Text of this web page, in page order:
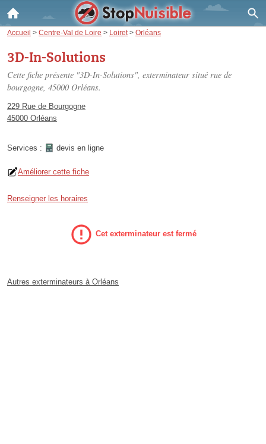
Accueil > Centre-Val de Loire > Loiret > Orléans
3D-In-Solutions
Cette fiche présente "3D-In-Solutions", exterminateur situé rue de
bourgogne, 45000 Orléans.
229 Rue de Bourgogne
45000 Orléans
Services : devis en ligne
Améliorer cette fiche
Renseigner les horaires
Cet exterminateur est fermé
Autres exterminateurs à Orléans